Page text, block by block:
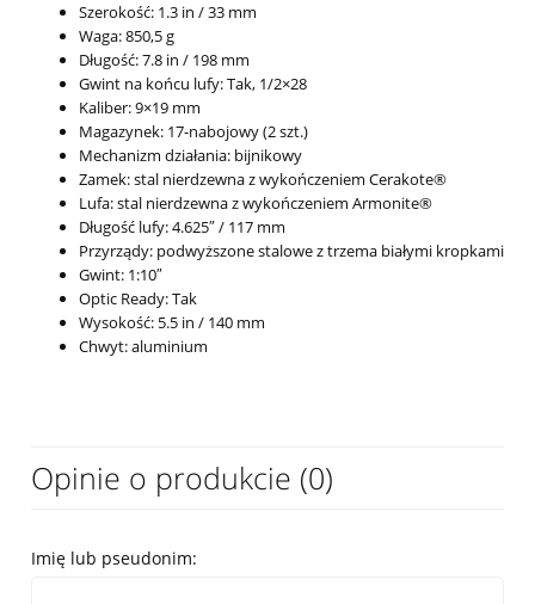
Szerokość: 1.3 in / 33 mm
Waga: 850,5 g
Długość: 7.8 in / 198 mm
Gwint na końcu lufy: Tak, 1/2×28
Kaliber: 9×19 mm
Magazynek: 17-nabojowy (2 szt.)
Mechanizm działania: bijnikowy
Zamek: stal nierdzewna z wykończeniem Cerakote®
Lufa: stal nierdzewna z wykończeniem Armonite®
Długość lufy: 4.625″ / 117 mm
Przyrządy: podwyższone stalowe z trzema białymi kropkami
Gwint: 1:10″
Optic Ready: Tak
Wysokość: 5.5 in / 140 mm
Chwyt: aluminium
Opinie o produkcie (0)
Imię lub pseudonim: